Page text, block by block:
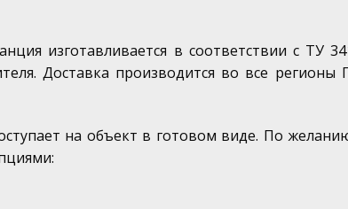
изготавливается в соответствии с ТУ
Доставка производится во все регионы
на объект в готовом виде. По